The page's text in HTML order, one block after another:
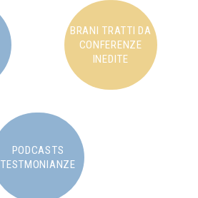
BRANI TRATTI DA
CONFERENZE
INEDITE
PODCASTS
TESTMONIANZE